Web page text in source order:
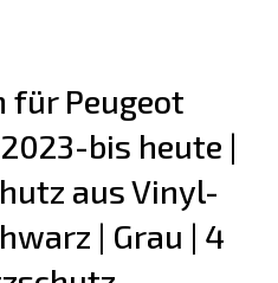
für Peugeot
bis heute |
aus Vinyl-
| Grau | 4